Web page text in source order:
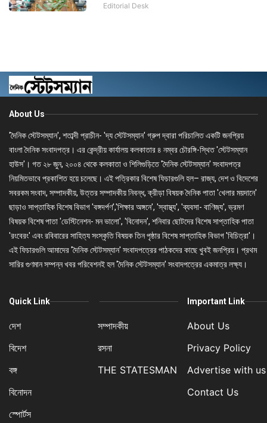
Editorial Desk
About Us
'দৈনিক স্টেটসম্যান', শতাব্দী প্রাচীন- 'দ্য স্টেটসম্যান' গ্রুপ দ্বারা পরিচালিত একটি জনপ্রিয়
বাংলা দৈনিক সংবাদপত্র। এর কেন্দ্রীয় কার্যালয় কলকাতার ৪ নম্বর চৌরঙ্গি-স্থিত 'স্টেটসম্যান
হাউস'। গত ২৮ জুন, ২০০৪ থেকে কলকাতা ও শিলিগুড়িতে 'দৈনিক স্টেটসম্যান' সংবাদপত্র
নিয়মিতভাবে প্রকাশিত হয়ে চলেছে। এই পত্রিকার বিশেষ ফিচারগুলি হল– রাজ্য, দেশ ও বিদেশের
সবরকম সংবাদ, সম্পাদকীয়, উত্তর সম্পাদকীয় নিবন্ধ, ক্রীড়া বিষয়ক দৈনিক পাতা 'খেলার ময়দানে'
ছাড়াও সাপ্তাহিক বিশেষ বিভাগ 'বঙ্গদর্পণ','শিক্ষার অঙ্গনে', 'স্বাস্থ্য', 'ব্যবসা- বাণিজ্য', ভ্রমণ
বিষয়ক বিশেষ পাতা 'ডেস্টিনেশন- মন ভালো', 'বিনোদন', শনিবার ছোটদের বিশেষ সাপ্তাহিক পাতা
'রংবেরং' এবং রবিবারের সাহিত্য সংস্কৃতি বিষয়ক তিন পৃষ্ঠার বিশেষ সাপ্তাহিক বিভাগ 'বিচিত্রা'।
এই ফিচারগুলি আমাদের 'দৈনিক স্টেটসম্যান' সংবাদপত্রের পাঠকদের কাছে খুবই জনপ্রিয়। প্রথম
সারির গুণমান সম্পন্ন খবর পরিবেশনই হল 'দৈনিক স্টেটসম্যান' সংবাদপত্রের একমাত্র লক্ষ্য।
Quick Link
দেশ
বিদেশ
বঙ্গ
বিনোদন
স্পোর্টস
সম্পাদকীয়
রসনা
THE STATESMAN
Important Link
About Us
Privacy Policy
Advertise with us
Contact Us